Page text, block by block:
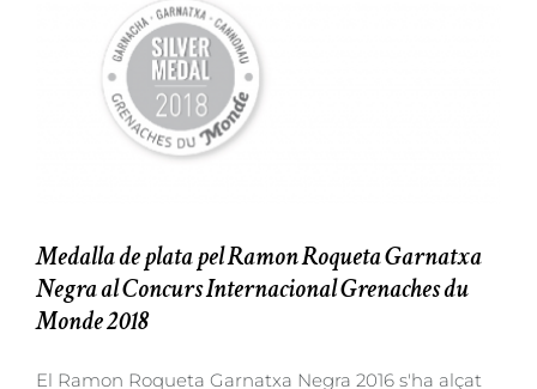
Medalla de plata pel Ramon Roqueta Garnatxa
Negra al Concurs Internacional Grenaches du
Monde 2018
El Ramon Roqueta Garnatxa Negra 2016 s'ha alçat